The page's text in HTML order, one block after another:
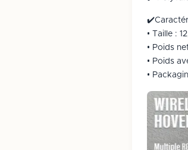
• Taille :
• Poids
• Poids
•